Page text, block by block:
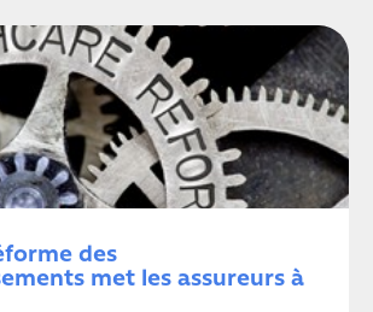
des
met les assureurs à